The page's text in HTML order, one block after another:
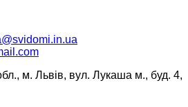
м. Львів, вул. Лукаша м., буд. 4,